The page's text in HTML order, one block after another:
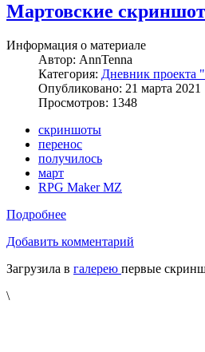
Мартовские
Информация о материале
Автор: AnnTenna
Категория: Дневник проекта
Опубликовано: 21 марта 2021
Просмотров: 1348
скриншоты
перенос
получилось
март
RPG Maker MZ
Подробнее
Добавить комментарий
Загрузила в галерею первые
\